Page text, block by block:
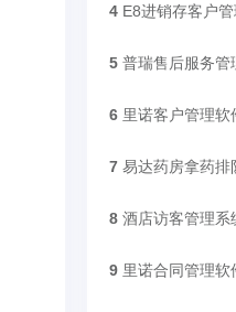
4 E8进销存客户
5 普瑞售后服务管
6 里诺客户管理软
7 易达药房拿药排
8 酒店访客管理系
9 里诺合同管理软